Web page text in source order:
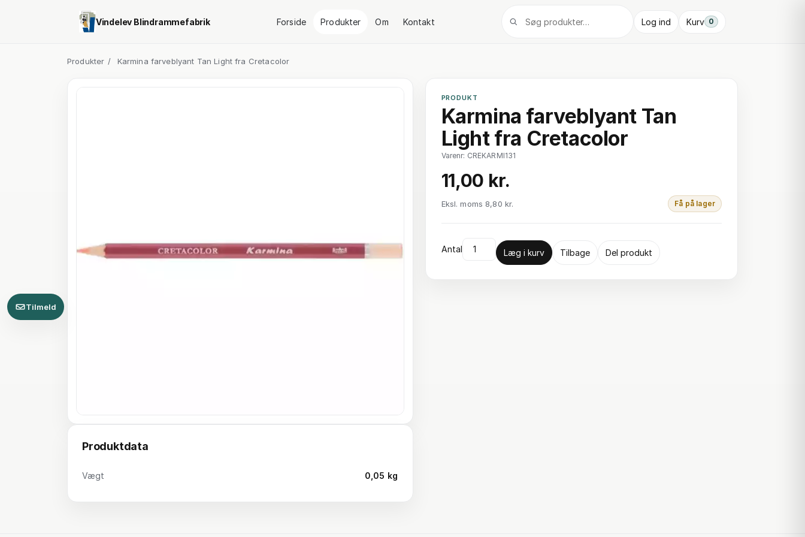
Vindelev Blindrammefabrik Forside Produkter Om Kontakt Log ind Kurv 0
Produkter / Karmina farveblyant Tan Light fra Cretacolor
Produktdata
Vægt 0,05 kg
PRODUKT
Karmina farveblyant Tan
Light fra Cretacolor
Varenr: CREKARMI131
11,00 kr.
Eksl. moms 8,80 kr. Få på lager
Antal Læg i kurv Tilbage Del produkt
Tilmeld